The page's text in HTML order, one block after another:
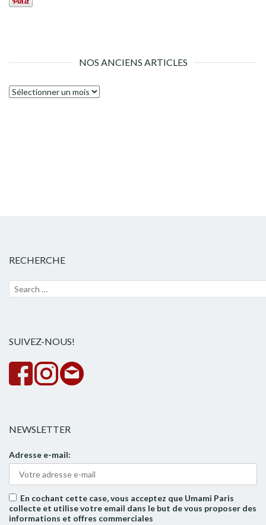
NOS ANCIENS ARTICLES
Nos
RECHERCHE
Recherche
SUIVEZ-NOUS!
NEWSLETTER
Adresse e-mail:
En cochant cette case, vous acceptez que Umami Paris
collecte et utilise votre email dans le but de vous proposer des
informations et offres commerciales